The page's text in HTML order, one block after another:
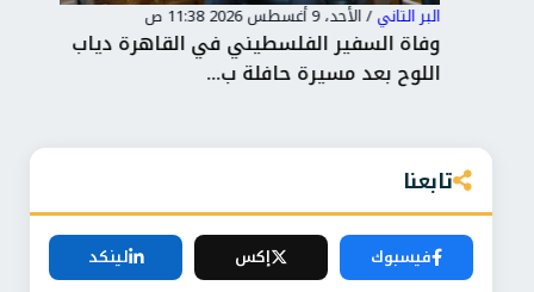
البر التاني/ الأحد، 9 أغسطس 2026 11:38 ص
وفاة السفير الفلسطيني في القاهرة دياب
اللوح بعد مسيرة حافلة ب...
تابعنا
فيسبوك إكس
لينكد